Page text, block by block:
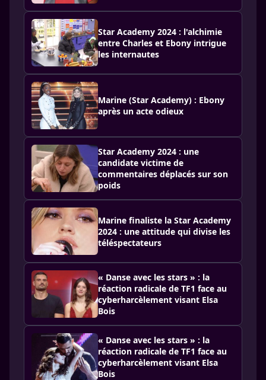
Star Academy 2024 : l'alchimie
entre Charles et Ebony intrigue
les internautes
Marine (Star Academy) : Ebony
après un acte odieux
Star Academy 2024 : une
candidate victime de
commentaires déplacés sur son
poids
Marine finaliste la Star Academy
2024 : une attitude qui divise les
téléspectateurs
« Danse avec les stars » : la
réaction radicale de TF1 face au
cyberharcèlement visant Elsa
Bois
« Danse avec les stars » : la
réaction radicale de TF1 face au
cyberharcèlement visant Elsa
Bois